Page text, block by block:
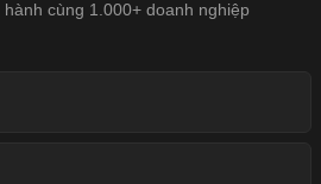
cùng 1.000+ doanh nghiệp